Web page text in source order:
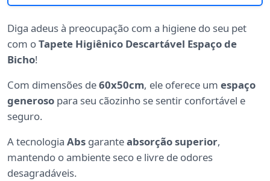
Diga adeus à preocupação com a higiene do seu pet
com oTapete Higiênico Descartável Espaço de
Bicho!
Com dimensões de60x50cm, ele oferece um espaço
generoso para seu cãozinho se sentir confortável e
seguro.
A tecnologia Abs garanteabsorção superior,
mantendo o ambiente seco e livre de odores
desagradáveis.